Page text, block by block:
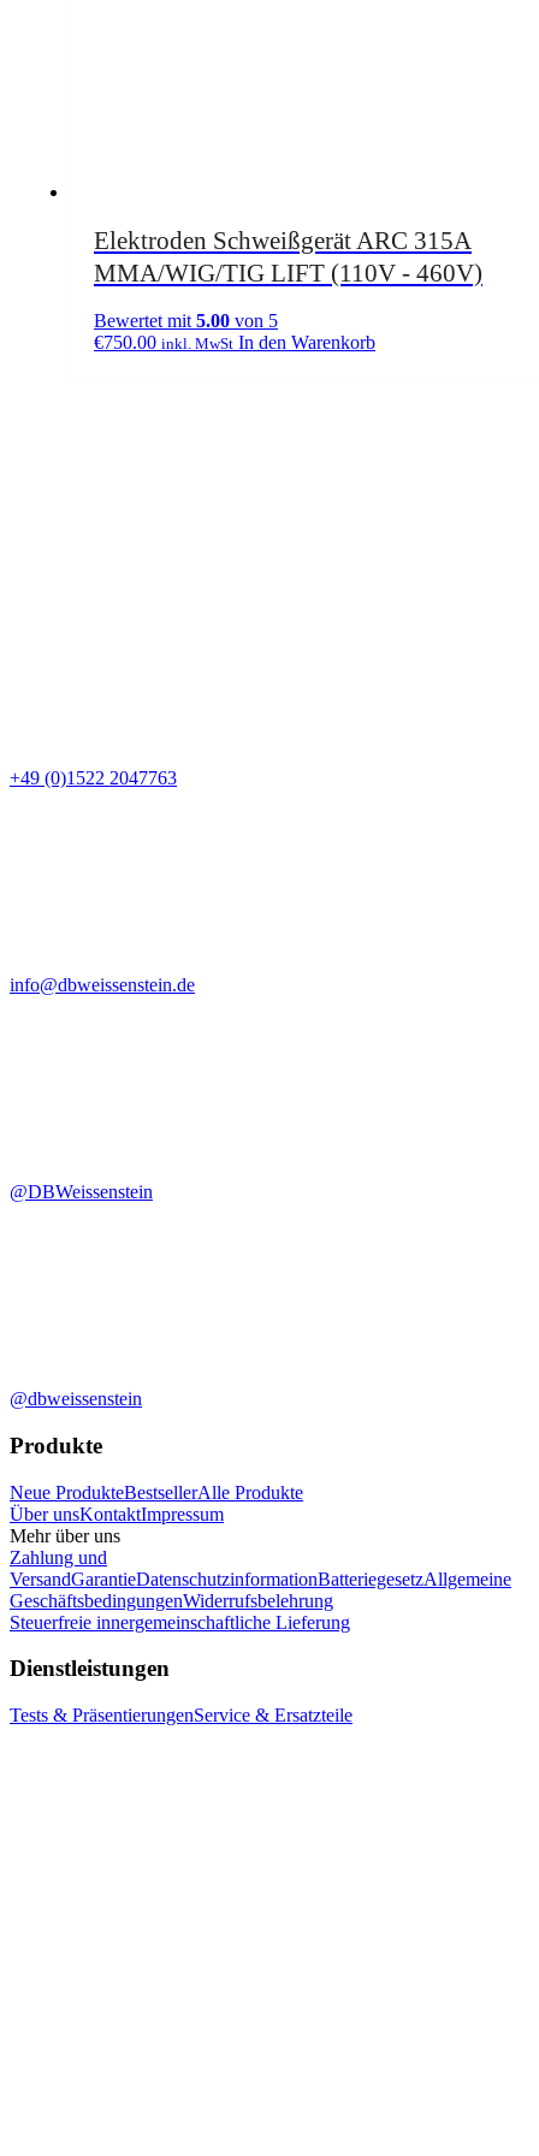
Elektroden Schweißgerät ARC 315A
MMA/WIG/TIG LIFT (110V - 460V)
Bewertet mit 5.00 von 5
€750.00 inkl. MwSt In den Warenkorb
+49 (0)1522 2047763
info@dbweissenstein.de
@DBWeissenstein
@dbweissenstein
Produkte
Neue ProdukteBestsellerAlle Produkte
Über unsKontaktImpressum
Mehr über uns
Zahlung und
VersandGarantieDatenschutzinformationBatteriegesetzAllgemeine
GeschäftsbedingungenWiderrufsbelehrung
Steuerfreie innergemeinschaftliche Lieferung
Dienstleistungen
Tests & PräsentierungenService & Ersatzteile